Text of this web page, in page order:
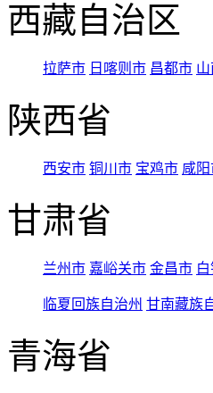
西藏自治区
拉萨市 日喀则市 昌都市
陕西省
西安市 铜川市 宝鸡市 咸
甘肃省
兰州市 嘉峪关市 金昌市
临夏回族自治州 甘南藏族
青海省